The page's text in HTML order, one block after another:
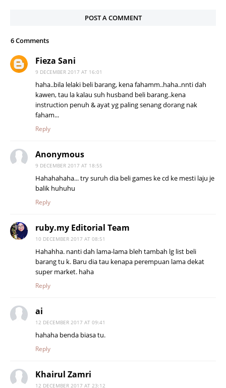
POST A COMMENT
6 Comments
Fieza Sani
9 DECEMBER 2017 AT 16:01
haha..bila lelaki beli barang, kena fahamm..haha..nnti dah
kawen, tau la kalau suh husband beli barang..kena
instruction penuh & ayat yg paling senang dorang nak
faham...
Reply
Anonymous
9 DECEMBER 2017 AT 18:55
Hahahahaha... try suruh dia beli games ke cd ke mesti laju je
balik huhuhu
Reply
ruby.my Editorial Team
10 DECEMBER 2017 AT 08:51
Hahahha. nanti dah lama-lama bleh tambah lg list beli
barang tu k. Baru dia tau kenapa perempuan lama dekat
super market. haha
Reply
ai
12 DECEMBER 2017 AT 09:41
hahaha benda biasa tu.
Reply
Khairul Zamri
12 DECEMBER 2017 AT 23:12